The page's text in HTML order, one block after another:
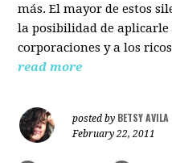
más. El mayor de estos
la posibilidad de aplicarle
corporaciones y a los
read more
posted by BETSY AVILA
February 22, 2011